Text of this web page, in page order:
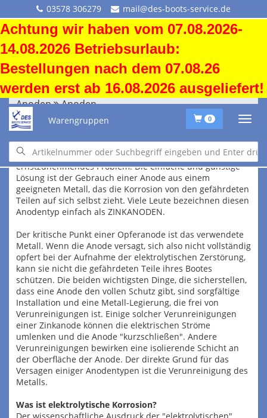
03578 306279 mail@des-boots-service.de
Achtung wir haben vom 07.08.2026-
14.08.2026 Betriebsurlaub:
Bestellungen nach dem 07.08.26
werden erst ab 16.08.2026 ausgeliefert!
Warengruppen 0
Anoden Anoden
Warum benutzt man Anoden?
Der Schutz der Metallteile unterhalb der Wasserlinie vor
der zerstörenden elektrolytischen Aktion ist ein sehr
ernstzunehmendes Problem. Die einfache und günstige
Lösung ist der Gebrauch einer Anode aus einem
geeigneten Metall, das die Korrosion von den gefährdeten
Teilen auf sich selbst zieht. Viele Leute bezeichnen diesen
Anodentyp einfach als ZINKANODEN.
Der kritische Punkt einer Opferanode ist das verwendete
Metall. Wenn die Anode versagt, sich also nicht vollständig
opfert bei der Aufnahme der elektrolytischen Zerstörung,
kann sie nicht die gefährdeten Teile ihres Bootes
schützen. Die beiden wichtigsten Dinge, die sicherstellen,
dass eine Anode den vollen Schutz gibt, sind sorgfältige
Installation und eine Metall-Legierung, die frei von
Verunreinigungen ist. Einige solcher Verunreinigungen
einer Zinkanode können die elektrischen Ströme
umlenken und die Anode "kurzschließen". Andere
Verunreinigungen bewirken eine isolierende Schicht an
der Oberfläche der Anode. Der direkte Grund für das
Versagen einiger Anodentypen ist die Verunreinigung des
Metalls.
Was ist elektrolytische Korrosion?